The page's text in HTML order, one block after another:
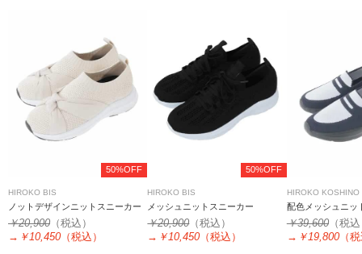
50%OFF
HIROKO BIS
ノットデザインニットスニーカー
￥20,900 （税込）
→ ￥10,450 （税込）
50%OFF
HIROKO BIS
メッシュニットスニーカー
￥20,900（税込）
→ ￥10,450 （税込）
HIROKO KOSHINO
配色メッシュニッ
￥39,600（税
→ ￥19,800（